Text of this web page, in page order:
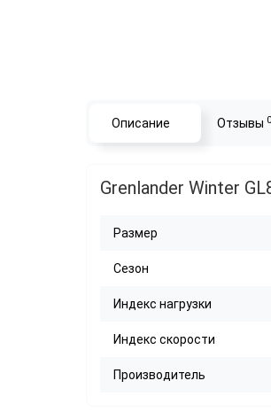
Описание Отзывы 0
Grenlander Winter
Размер
Сезон
Индекс нагрузки
Индекс скорости
Производитель